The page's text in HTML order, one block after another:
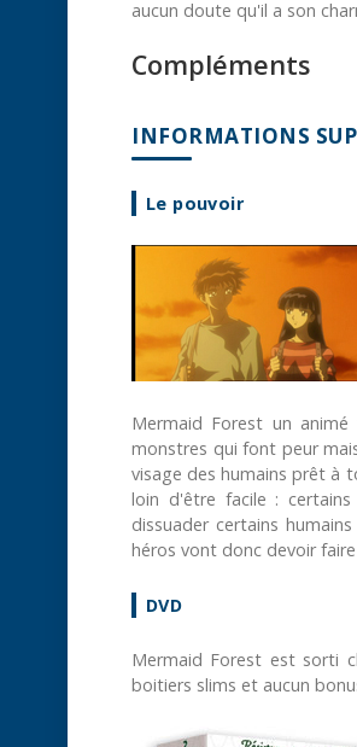
aucun doute qu'il a son
Compléments
INFORMATIONS
Le pouvoir
Mermaid Forest un
monstres qui font peur
visage des humains prêt à
loin d'être facile :
dissuader certains
héros vont donc devoir
DVD
Mermaid Forest est sorti
boitiers slims et aucun